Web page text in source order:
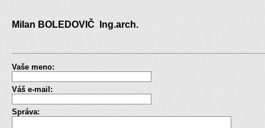
Milan BOLEDOVIČ Ing.arch.
Vaše meno:
Váš e-mail:
Správa: